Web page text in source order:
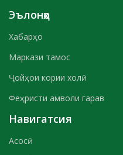
Эълонҳо
Хабарҳо
Маркази тамос
Ҷойҳои кории холӣ
Феҳристи амволи гарав
Навигатсия
Асосӣ